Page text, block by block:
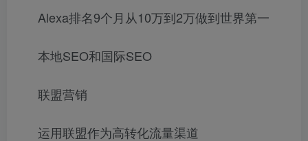
Alexa排名9个月从10万到2万做到世界第一
本地SEO和国际SEO
联盟营销
运用联盟作为高转化流量渠道